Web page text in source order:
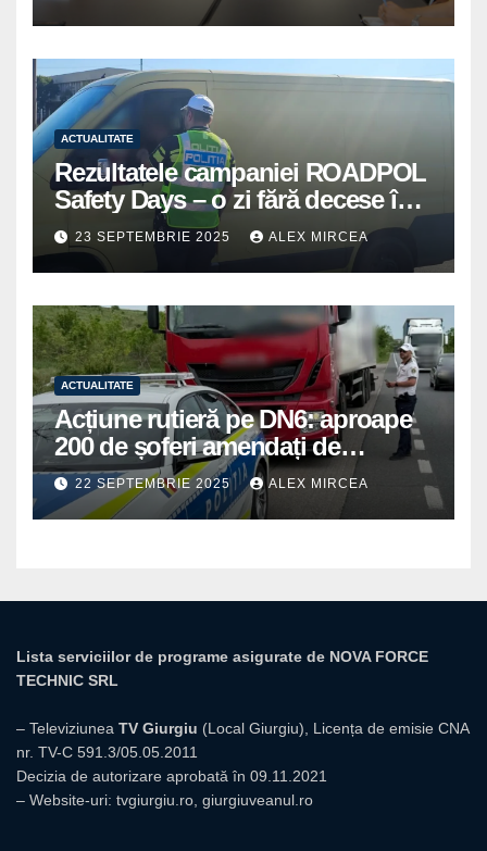
publice giurgiuvene
ACTUALITATE
Rezultatele campaniei ROADPOL
Safety Days – o zi fără decese în
trafic
23 SEPTEMBRIE 2025 ALEX MIRCEA
ACTUALITATE
Acțiune rutieră pe DN6: aproape
200 de șoferi amendați de
polițiștii din Mihăilești
22 SEPTEMBRIE 2025 ALEX MIRCEA
Lista serviciilor de programe asigurate de NOVA FORCE
TECHNIC SRL
– Televiziunea TV Giurgiu (Local Giurgiu), Licența de emisie CNA
nr. TV-C 591.3/05.05.2011
Decizia de autorizare aprobată în 09.11.2021
– Website-uri: tvgiurgiu.ro giurgiuveanul.ro